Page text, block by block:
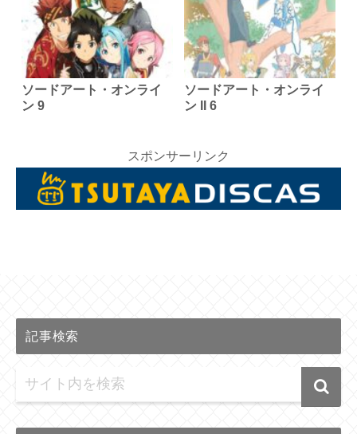
ソードアート・オンライ
ン 9
ソードアート・オンライ
ン II 6
スポンサーリンク
記事検索